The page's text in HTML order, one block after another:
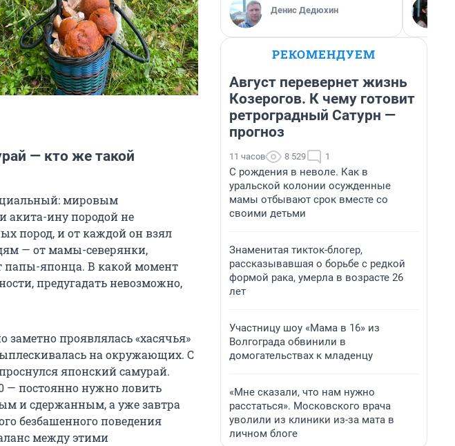
— кто же такой
мировым
акита-ину породой не
пород, и от каждой он взял
— от мамы-северянки,
папы-японца. В какой момент
предугадать невозможно,
проявлялась «хасячья»
на окружающих. С
японский самурай.
— постоянно нужно ловить
и сдержанным, а уже завтра
безбашенного поведения
между этими
Денис Дедюхин
РЕКОМЕНДУЕМ
Август перевернет жизнь
Козерогов. К чему готовит
ретроградный Сатурн —
прогноз
11 часов 8 529 1
С рождения в неволе. Как в
уральской колонии осужденные
мамы отбывают срок вместе со
своими детьми
Знаменитая тикток-блогер,
рассказывавшая о борьбе с редкой
формой рака, умерла в возрасте 26
лет
Участницу шоу «Мама в 16» из
Волгограда обвинили в
домогательствах к младенцу
«Мне сказали, что нам нужно
расстаться». Московского врача
уволили из клиники из-за мата в
личном блоге